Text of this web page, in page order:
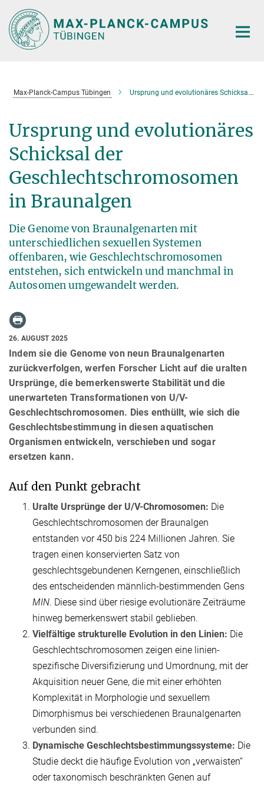
Hauptinhalt
Max-Planck-Campus Tübingen Ursprung und evolutionäres Schicksal der Geschlechtschromosomen in Braunalgen
Ursprung und evolutionäres
Schicksal der
Geschlechtschromosomen
in Braunalgen
Die Genome von Braunalgenarten mit
unterschiedlichen sexuellen Systemen
offenbaren, wie Geschlechtschromosomen
entstehen, sich entwickeln und manchmal in
Autosomen umgewandelt werden.
26. AUGUST 2025
Indem sie die Genome von neun Braunalgenarten
zurückverfolgen, werfen Forscher Licht auf die uralten
Ursprünge, die bemerkenswerte Stabilität und die
unerwarteten Transformationen von U/V-
Geschlechtschromosomen. Dies enthüllt, wie sich die
Geschlechtsbestimmung in diesen aquatischen
Organismen entwickeln, verschieben und sogar
ersetzen kann.
Auf den Punkt gebracht
Uralte Ursprünge der U/V-Chromosomen: Die
Geschlechtschromosomen der Braunalgen
entstanden vor 450 bis 224 Millionen Jahren. Sie
tragen einen konservierten Satz von
geschlechtsgebundenen Kerngenen, einschließlich
des entscheidenden männlich-bestimmenden Gens
MIN. Diese sind über riesige evolutionäre Zeiträume
hinweg bemerkenswert stabil geblieben.
Vielfältige strukturelle Evolution in den Linien: Die
Geschlechtschromosomen zeigen eine linien-
spezifische Diversifizierung und Umordnung, mit der
Akquisition neuer Gene, die mit einer erhöhten
Komplexität in Morphologie und sexuellem
Dimorphismus bei verschiedenen Braunalgenarten
verbunden sind.
Dynamische Geschlechtsbestimmungssysteme: Die
Studie deckt die häufige Evolution von „verwaisten“
oder taxonomisch beschränkten Genen auf